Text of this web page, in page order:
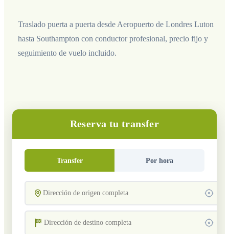
Traslado puerta a puerta desde Aeropuerto de Londres Luton
hasta Southampton con conductor profesional, precio fijo y
seguimiento de vuelo incluido.
Reserva tu transfer
Transfer Por hora